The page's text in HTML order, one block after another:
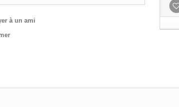
à un ami